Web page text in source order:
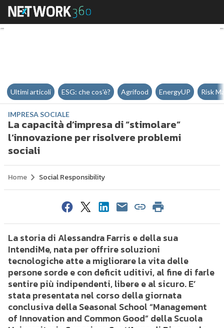
La capacità d’impresa di
Ultimi articoli ESG: che cos'è? Agrifood EnergyUP Risk
IMPRESA SOCIALE
La capacità d’impresa di “stimolare”
l’innovazione per risolvere problemi
sociali
Home Social Responsibility
La storia di Alessandra Farris e della sua
IntendiMe, nata per offrire soluzioni
tecnologiche atte a migliorare la vita delle
persone sorde e con deficit uditivi, al fine di farle
sentire più indipendenti, libere e al sicuro. E’
stata presentata nel corso della giornata
conclusiva della Seasonal School “Management
of Innovation and Common Good” della Scuola